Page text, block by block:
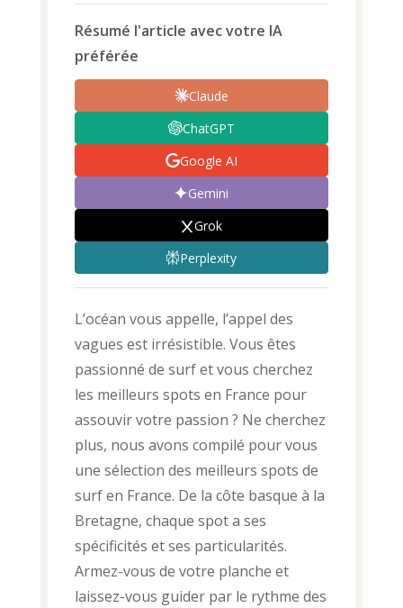
Résumé l'article avec votre IA
préférée
Claude
ChatGPT
Google AI
Gemini
Grok
Perplexity
L’océan vous appelle, l’appel des
vagues est irrésistible. Vous êtes
passionné de surf et vous cherchez
les meilleurs spots en France pour
assouvir votre passion ? Ne cherchez
plus, nous avons compilé pour vous
une sélection des meilleurs spots de
surf en France. De la côte basque à la
Bretagne, chaque spot a ses
spécificités et ses particularités.
Armez-vous de votre planche et
laissez-vous guider par le rythme des